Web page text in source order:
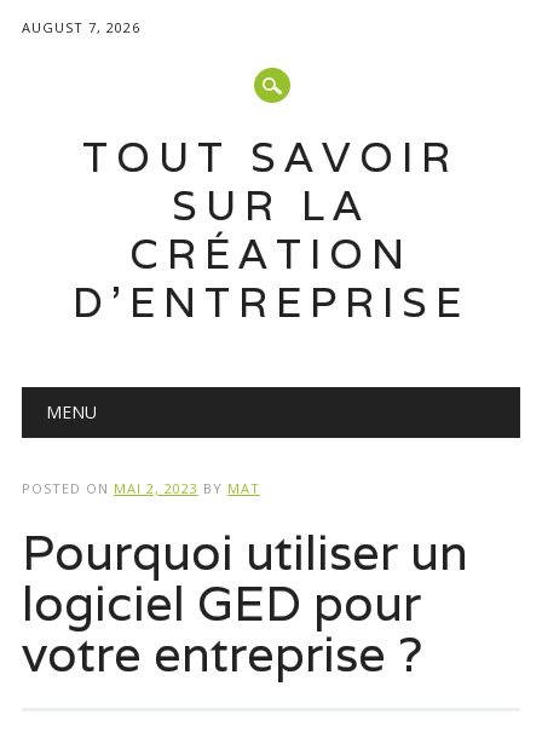
AUGUST 7, 2026
TOUT SAVOIR
SUR LA
CRÉATION
D'ENTREPRISE
Main menu
MENU
POSTED ON MAI 2, 2023 BY MAT
Pourquoi utiliser un
logiciel GED pour
votre entreprise ?